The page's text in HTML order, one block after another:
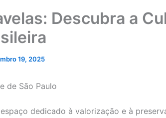
Descubra a
19, 2025
de São Paulo
dedicado à valorização e à